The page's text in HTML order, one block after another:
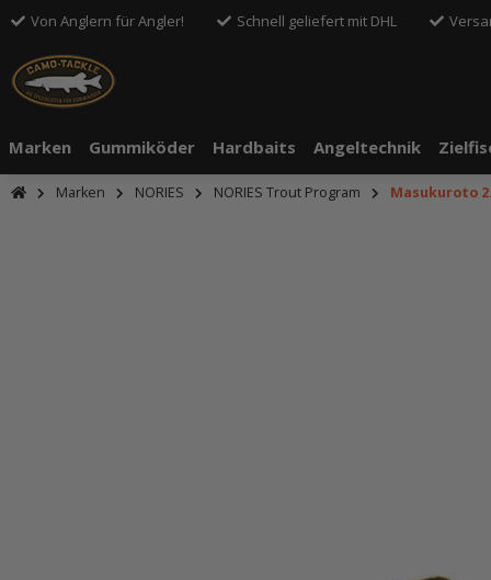
Von Anglern für Angler! Schnell geliefert mit DHL
Marken Gummiköder Hardbaits Angeltechnik
Marken NORIES NORIES Trout Program Masukuroto